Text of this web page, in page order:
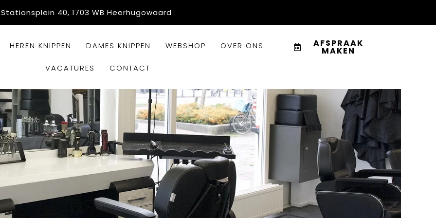
Stationsplein 40, 1703 WB Heerhugowaard
HEREN KNIPPEN DAMES KNIPPEN WEBSHOP OVER ONS
VACATURES CONTACT
AFSPRAAK
MAKEN